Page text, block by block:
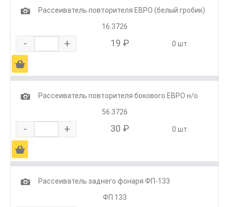
1
Рассеиватель повторителя ЕВРО (белый гробик)
16.3726
- + 19 ₽ 0 шт.
Ä
1
Рассеиватель повторителя бокового ЕВРО н/о
56.3726
- + 30 ₽ 0 шт.
Ä
1
Рассеиватель заднего фонаря ФП-133
ФП 133